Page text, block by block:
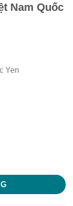
Nam Quốc
Yen
75 ml số lượng